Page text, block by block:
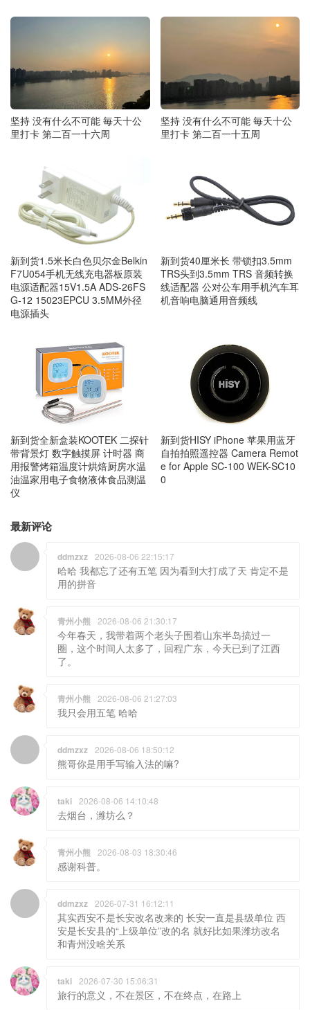
坚持 没有什么不可能 毎天十公
里打卡 第二百一十六周
坚持 没有什么不可能 毎天十公
里打卡 第二百一十五周
新到货1.5米长白色贝尔金Belkin
F7U054手机无线充电器板原装
电源适配器15V1.5A ADS-26FS
G-12 15023EPCU 3.5MM外径
电源插头
新到货40厘米长 带锁扣3.5mm
TRS头到3.5mm TRS 音频转换
线适配器 公对公车用手机汽车耳
机音响电脑通用音频线
新到货全新盒装KOOTEK 二探针
带背景灯 数字触摸屏 计时器 商
用报警烤箱温度计烘焙厨房水温
油温家用电子食物液体食品测温
仪
新到货HISY iPhone 苹果用蓝牙
自拍拍照遥控器 Camera Remot
e for Apple SC-100 WEK-SC10
0
最新评论
ddmzxz 2026-08-06 22:15:17
哈哈 我都忘了还有五笔 因为看到大打成了天 肯定不是
用的拼音
青州小熊 2026-08-06 21:30:17
今年春天，我带着两个老头子围着山东半岛搞过一
圈，这个时间人太多了，回程广东，今天已到了江西
了。
青州小熊 2026-08-06 21:27:03
我只会用五笔 哈哈
ddmzxz 2026-08-06 18:50:12
熊哥你是用手写输入法的嘛?
taki 2026-08-06 14:10:48
去烟台，潍坊么？
青州小熊 2026-08-03 18:30:46
感谢科普。
ddmzxz 2026-07-31 16:12:11
其实西安不是长安改名改来的 长安一直是县级单位 西
安是长安县的“上级单位”改的名 就好比如果潍坊改名
和青州没啥关系
taki 2026-07-30 15:06:31
旅行的意义，不在景区，不在终点，在路上